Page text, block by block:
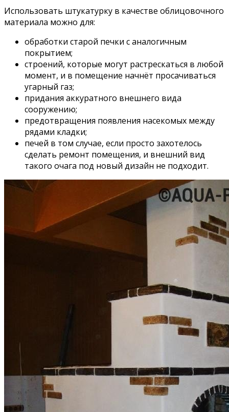
Использовать штукатурку в качестве облицовочного
материала можно для:
обработки старой печки с аналогичным
покрытием;
строений, которые могут растрескаться в любой
момент, и в помещение начнёт просачиваться
угарный газ;
придания аккуратного внешнего вида
сооружению;
предотвращения появления насекомых между
рядами кладки;
печей в том случае, если просто захотелось
сделать ремонт помещения, и внешний вид
такого очага под новый дизайн не подходит.